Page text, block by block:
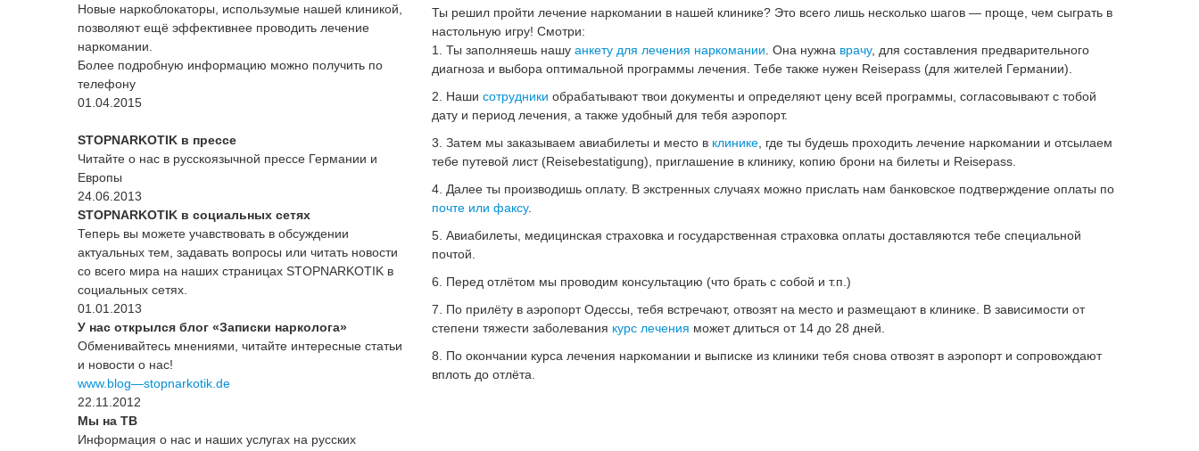
Новые наркоблокаторы, использумые нашей клиникой,
позволяют ещё эффективнее проводить лечение
наркомании.
Более подробную информацию можно получить по
телефону
01.04.2015
STOPNARKOTIK в прессе
Читайте о нас в русскоязычной прессе Германии и
Европы
24.06.2013
STOPNARKOTIK в социальных сетях
Теперь вы можете учавствовать в обсуждении
актуальных тем, задавать вопросы или читать новости
со всего мира на наших страницах STOPNARKOTIK в
социальных сетях.
01.01.2013
У нас открылся блог «Записки нарколога»
Обменивайтесь мнениями, читайте интересные статьи
и новости о нас!
www.blog—stopnarkotik.de
22.11.2012
Мы на ТВ
Информация о нас и наших услугах на русских
Ты решил пройти лечение наркомании в нашей клинике? Это всего лишь несколько шагов — проще, чем сыграть в
настольную игру! Смотри:
Ты заполняешь нашу анкету для лечения наркомании . Она нужна врачу, для составления предварительного
диагноза и выбора оптимальной программы лечения. Тебе также нужен Reisepass (для жителей Германии).
Наши сотрудники обрабатывают твои документы и определяют цену всей программы, согласовывают с тобой
дату и период лечения, а также удобный для тебя аэропорт.
Затем мы заказываем авиабилеты и место в клинике, где ты будешь проходить лечение наркомании и отсылаем
тебе путевой лист (Reisebestatigung), приглашение в клинику, копию брони на билеты и Reisepass.
Далее ты производишь оплату. В экстренных случаях можно прислать нам банковское подтверждение оплаты по
почте или факсу.
Авиабилеты, медицинская страховка и государственная страховка оплаты доставляются тебе специальной
почтой.
Перед отлётом мы проводим консультацию (что брать с собой и т.п.)
По прилёту в аэропорт Одессы, тебя встречают, отвозят на место и размещают в клинике. В зависимости от
степени тяжести заболевания курс лечения может длиться от 14 до 28 дней.
По окончании курса лечения наркомании и выписке из клиники тебя снова отвозят в аэропорт и сопровождают
вплоть до отлёта.